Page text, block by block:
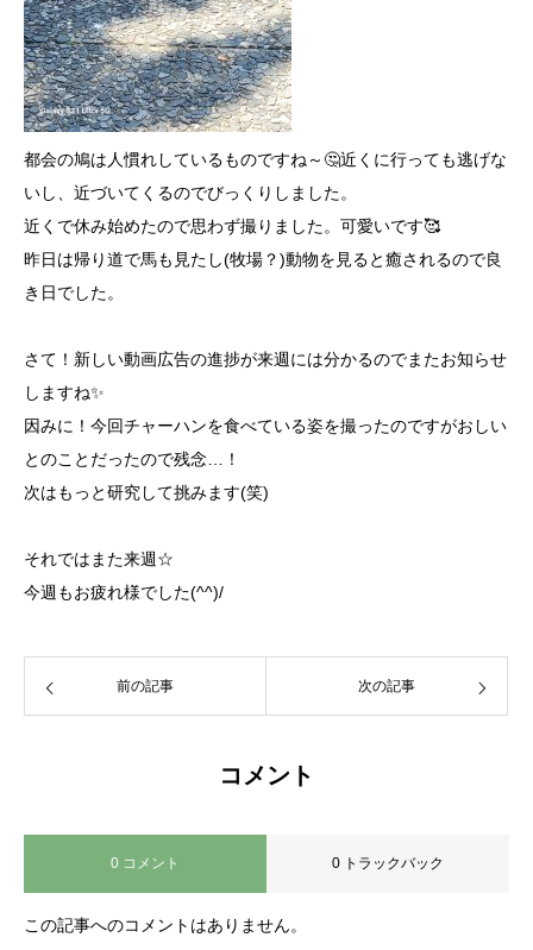
都会の鳩は人慣れしているものですね～🤔近くに行っても逃げな
いし、近づいてくるのでびっくりしました。
近くで休み始めたので思わず撮りました。可愛いです🥰
昨日は帰り道で馬も見たし(牧場？)動物を見ると癒されるので良
き日でした。
さて！新しい動画広告の進捗が来週には分かるのでまたお知らせ
しますね✨
因みに！今回チャーハンを食べている姿を撮ったのですがおしい
とのことだったので残念…！
次はもっと研究して挑みます(笑)
それではまた来週☆
今週もお疲れ様でした(^^)/
前の記事 次の記事
コメント
0 コメント 0 トラックバック
この記事へのコメントはありません。